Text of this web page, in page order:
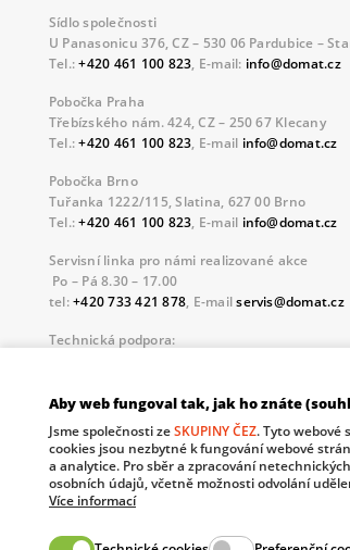
Sídlo společnosti
U Panasonicu 376, CZ – 530 06 Pardubice –
Tel.:+420 461 100 823, E-mail: info@domat.cz
Pobočka Praha
Třebízského nám. 424, CZ – 250 67 Klecany
Tel.:+420 461 100 823, E-mail info@domat.cz
Pobočka Brno
Tuřanka 1222/115, Slatina, 627 00 Brno
Tel.:+420 461 100 823, E-mail info@domat.cz
Servisní linka pro námi realizované akce
Po – Pá 8.30 – 17.00
tel:+420 733 421 878, E-mailservis@domat.cz
Technická podpora:
Informace o zpracovávaných osobních údajích.
The European Regional
your future.
Aby web fungoval tak, jak ho znáte
Jsme společnosti zeSKUPINY ČEZ. Tyto webové
cookies jsou nezbytné k fungování webové
a analytice. Pro sběr a zpracování
osobních údajů, včetně možnosti odvolání
Více informací